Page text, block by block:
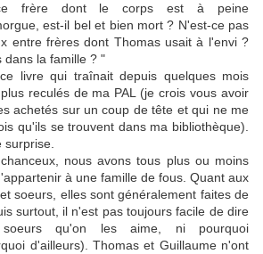
ce frère dont le corps est à peine
est-il bel et bien mort ? N'est-ce pas
entre frères dont Thomas usait à l'envi ?
dans la famille ? "
livre qui traînait depuis quelques mois
reculés de ma PAL (je crois vous avoir
achetés sur un coup de tête et qui ne me
qu'ils se trouvent dans ma bibliothèque).
nous avons tous plus ou moins
à une famille de fous. Quant aux
soeurs, elles sont généralement faites de
surtout, il n'est pas toujours facile de dire
qu'on les aime, ni pourquoi
d'ailleurs). Thomas et Guillaume n'ont